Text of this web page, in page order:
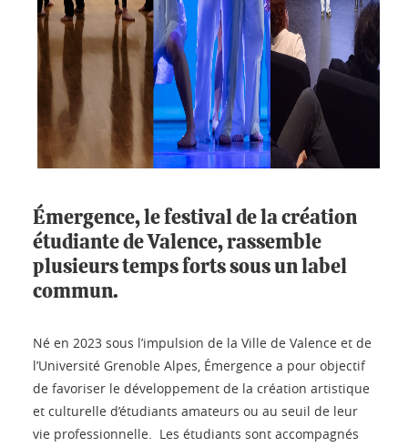
Émergence, le festival de la création
étudiante de Valence, rassemble
plusieurs temps forts sous un label
commun.
Né en 2023 sous l’impulsion de la Ville de Valence et de
l’Université Grenoble Alpes, Émergence a pour objectif
de favoriser le développement de la création artistique
et culturelle d’étudiants amateurs ou au seuil de leur
vie professionnelle. Les étudiants sont accompagnés